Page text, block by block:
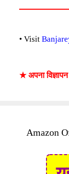
• Visit
★ अपना
Amazon